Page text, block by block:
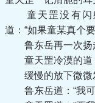
童天罡没有闪
道：“如果童某真个
鲁东岳再一次扬
童天罡冷漠的道
缓慢的放下微微
鲁东岳道：“我可